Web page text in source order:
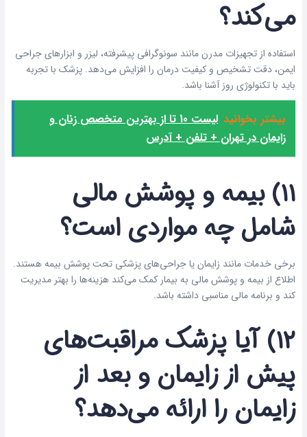
می‌کند؟
استفاده از تجهیزات مدرن مانند سونوگرافی پیشرفته، لیزر و ابزارهای جراحی
ایمن، دقت تشخیص و کیفیت درمان را افزایش می‌دهد. پزشک با تجربه
باید با تکنولوژی روز آشنا باشد.
بیشتر بخوانید
لیست 10 تا از بهترین متخصص زنان و
زایمان در تهران + تلفن + آدرس
۱۱) بیمه و پوشش مالی
شامل چه مواردی است؟
برخی خدمات مانند زایمان یا جراحی‌های پزشکی تحت پوشش بیمه هستند.
اطلاع از بیمه و پوشش مالی به بیمار کمک می‌کند هزینه‌ها را بهتر مدیریت
کند و برنامه مالی مناسبی داشته باشد.
۱۲) آیا پزشک مراقبت‌های
پیش از زایمان و بعد از
زایمان را ارائه می‌دهد؟